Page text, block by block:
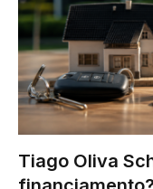
Tiago Oliva